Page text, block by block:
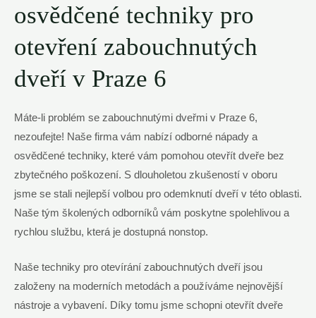
osvědčené techniky pro
otevření zabouchnutých
dveří v Praze 6
Máte-li problém se zabouchnutými dveřmi v Praze 6,
nezoufejte! Naše firma vám nabízí odborné nápady a
osvědčené techniky, které vám pomohou otevřít dveře bez
zbytečného poškození. S dlouholetou zkušeností v oboru
jsme se stali nejlepší volbou pro odemknutí dveří v této oblasti.
Naše tým školených odborníků vám poskytne spolehlivou a
rychlou službu, která je dostupná nonstop.
Naše techniky pro otevírání zabouchnutých dveří jsou
založeny na moderních metodách a používáme nejnovější
nástroje a vybavení. Díky tomu jsme schopni otevřít dveře